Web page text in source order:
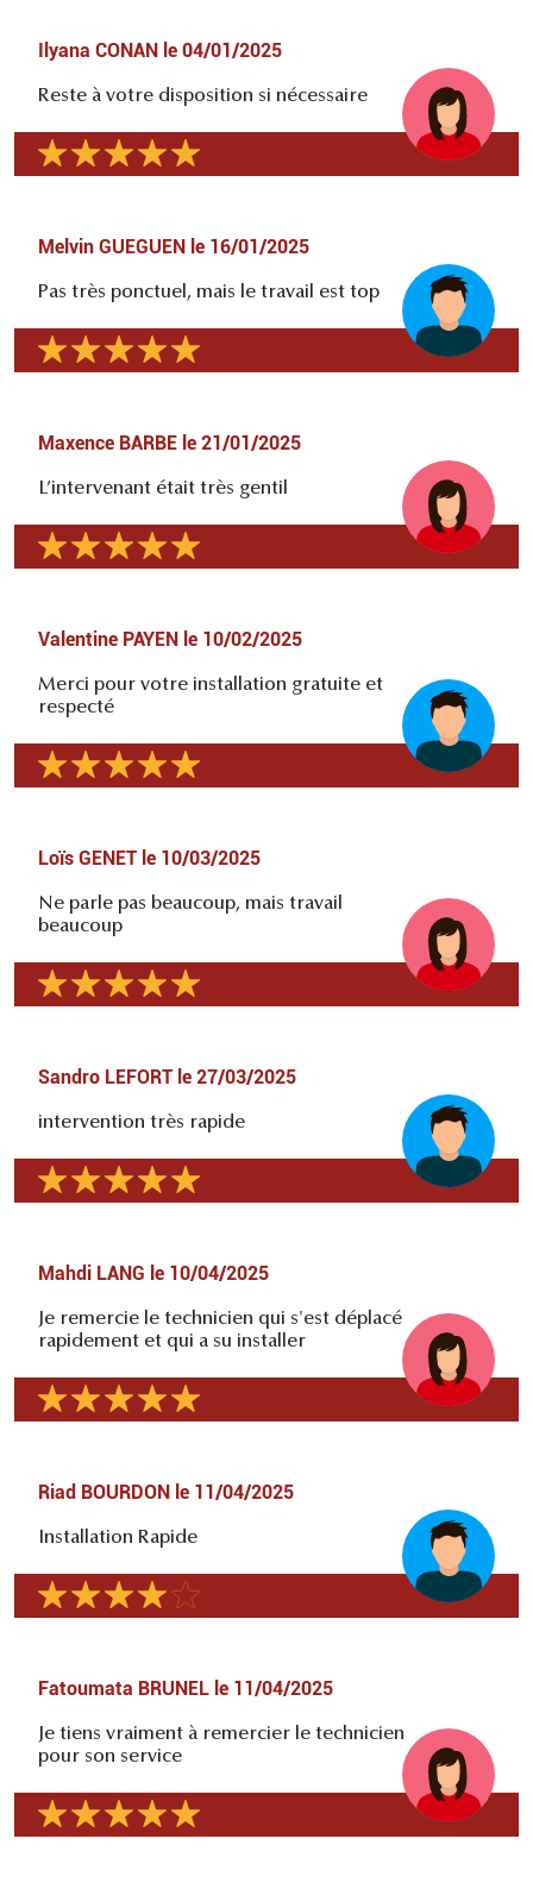
Ilyana CONAN le 04/01/2025
Reste à votre disposition si nécessaire
Melvin GUEGUEN le 16/01/2025
Pas très ponctuel, mais le travail est top
Maxence BARBE le 21/01/2025
L’intervenant était très gentil
Valentine PAYEN le 10/02/2025
Merci pour votre installation gratuite et
respecté
Loïs GENET le 10/03/2025
Ne parle pas beaucoup, mais travail
beaucoup
Sandro LEFORT le 27/03/2025
intervention très rapide
Mahdi LANG le 10/04/2025
Je remercie le technicien qui s'est déplacé
rapidement et qui a su installer
Riad BOURDON le 11/04/2025
Installation Rapide
Fatoumata BRUNEL le 11/04/2025
Je tiens vraiment à remercier le technicien
pour son service